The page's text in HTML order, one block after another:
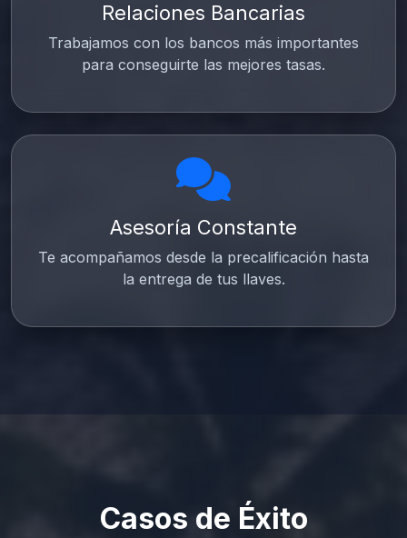
Relaciones Bancarias
Trabajamos con los bancos más importantes
para conseguirte las mejores tasas.
Asesoría Constante
Te acompañamos desde la precalificación hasta
la entrega de tus llaves.
Casos de Éxito